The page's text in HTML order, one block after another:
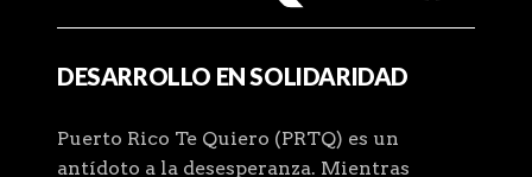
DESARROLLO EN SOLIDARIDAD
Puerto Rico Te Quiero (PRTQ) es un
antídoto a la desesperanza. Mientras